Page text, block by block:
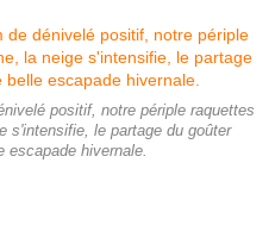
positif, notre périple raquettes
s'intensifie, le partage du goûter
escapade hivernale.